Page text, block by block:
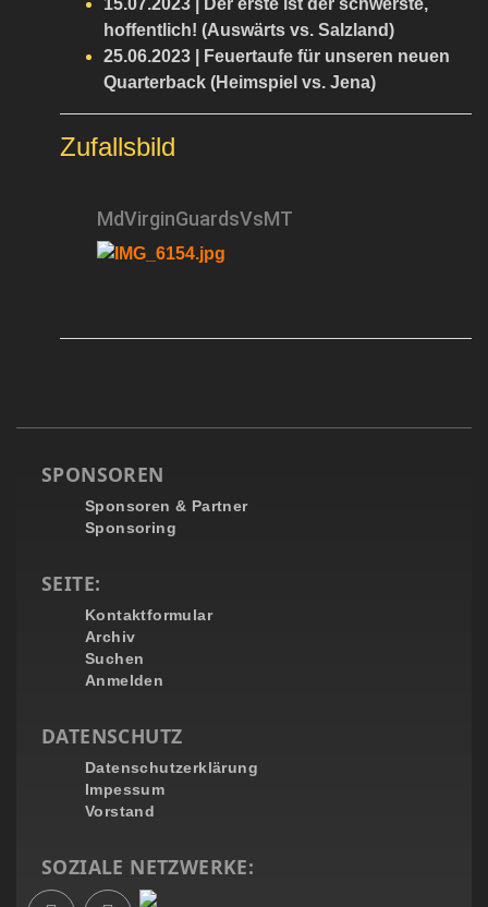
hoffentlich! (Auswärts vs. Salzland)
25.06.2023 | Feuertaufe für unseren neuen
Quarterback (Heimspiel vs. Jena)
Zufallsbild
MdVirginGuardsVsMT
SPONSOREN
Sponsoren & Partner
Sponsoring
SEITE:
Kontaktformular
Archiv
Suchen
Anmelden
DATENSCHUTZ
Datenschutzerklärung
Impessum
Vorstand
SOZIALE NETZWERKE: